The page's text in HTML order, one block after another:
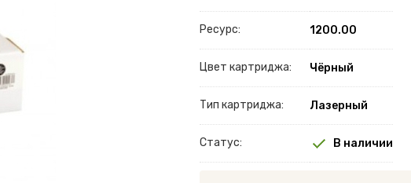
Ресурс: 1200.00
Цвет картриджа: Чёрный
Тип картриджа: Лазерный
Статус: В наличии